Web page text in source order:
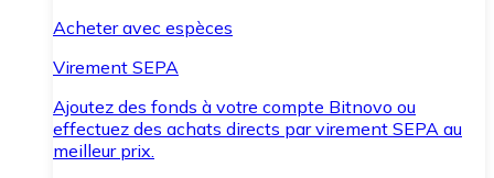
Acheter avec espèces
Virement SEPA
Ajoutez des fonds à votre compte Bitnovo ou
effectuez des achats directs par virement SEPA au
meilleur prix.